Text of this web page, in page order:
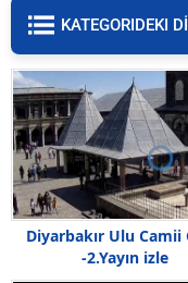
KATEGORIDEKI
Diyarbakır Ulu Camii
-2.Yayın izle